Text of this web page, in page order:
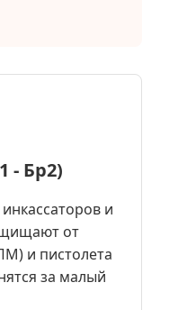
- Бр2)
и
от
и пистолета
за малый